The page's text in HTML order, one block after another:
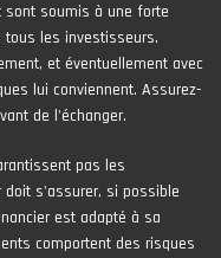
soumis à une forte
tous les investisseurs.
et éventuellement avec
lui conviennent. Assurez-
de l'échanger.
pas les
doit s'assurer, si possible
est adapté à sa
comportent des risques